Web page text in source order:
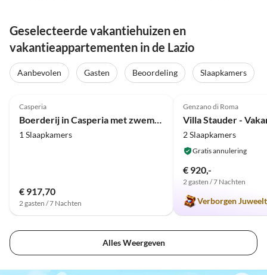
Geselecteerde vakantiehuizen en
vakantieappartementen in de Lazio
Aanbevolen Gasten Beoordeling
Slaapkamers
Casperia
1 Slaapkamers
€ 917,70
2 gasten / 7 Nachten
Genzano di Roma
2 Slaapkamers
Gratis annulering
€ 920,-
2 gasten / 7 Nachten
Verborgen
Alles Weergeven